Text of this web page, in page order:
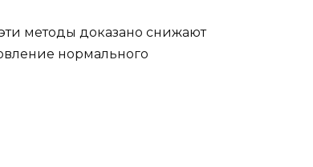
методы доказано снижают
нормального